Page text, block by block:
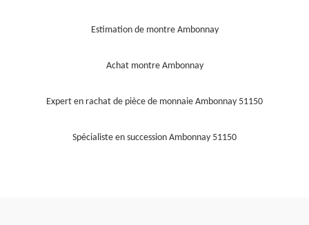
Estimation de montre Ambonnay
Achat montre Ambonnay
Expert en rachat de pièce de monnaie Ambonnay 51150
Spécialiste en succession Ambonnay 51150